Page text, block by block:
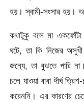
হয়। স্বামী-সংসার হয়।
কথাটুকু বলে মা একফোঁটা
ঘটে, তা কি নিজের অসুখী
জন্যে, তা বুঝতে পারি
চলে যাওয়া বাবা দীর্ঘ
করেননি। এর কারণের